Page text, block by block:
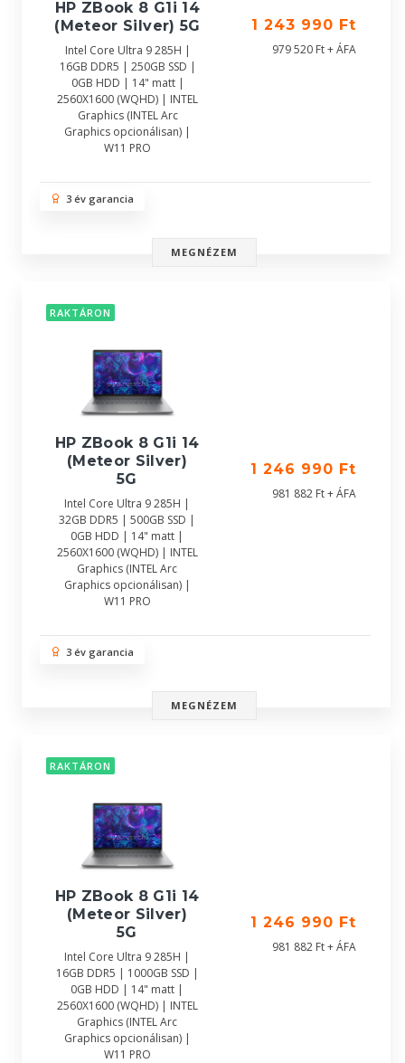
HP ZBook 8 G1i 14
(Meteor Silver) 5G
Intel Core Ultra 9 285H |
16GB DDR5 | 250GB SSD |
0GB HDD | 14" matt |
2560X1600 (WQHD) | INTEL
Graphics (INTEL Arc
Graphics opcionálisan) |
W11 PRO
1 243 990 Ft
979 520 Ft + ÁFA
3 év garancia
MEGNÉZEM
RAKTÁRON
HP ZBook 8 G1i 14
(Meteor Silver)
5G
Intel Core Ultra 9 285H |
32GB DDR5 | 500GB SSD |
0GB HDD | 14" matt |
2560X1600 (WQHD) | INTEL
Graphics (INTEL Arc
Graphics opcionálisan) |
W11 PRO
1 246 990 Ft
981 882 Ft + ÁFA
3 év garancia
MEGNÉZEM
RAKTÁRON
HP ZBook 8 G1i 14
(Meteor Silver)
5G
Intel Core Ultra 9 285H |
16GB DDR5 | 1000GB SSD |
0GB HDD | 14" matt |
2560X1600 (WQHD) | INTEL
Graphics (INTEL Arc
Graphics opcionálisan) |
W11 PRO
1 246 990 Ft
981 882 Ft + ÁFA